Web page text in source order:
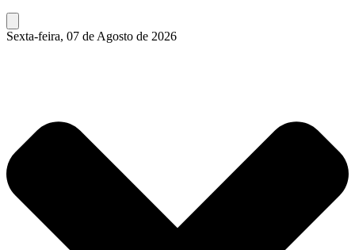
Sexta-feira, 07 de Agosto de 2026